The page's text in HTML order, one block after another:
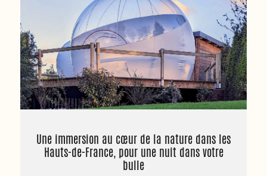
Une immersion au cœur de la nature dans les
Hauts-de-France, pour une nuit dans votre
bulle